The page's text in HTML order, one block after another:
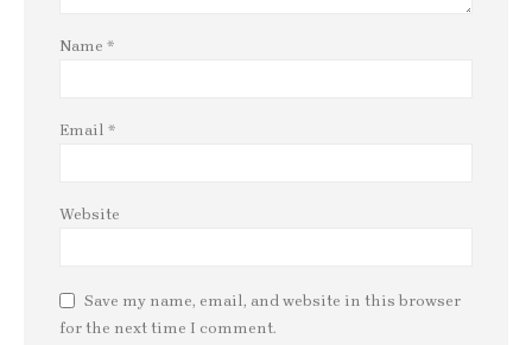
Name *
Email *
Website
Save my name, email, and website in this browser
for the next time I comment.